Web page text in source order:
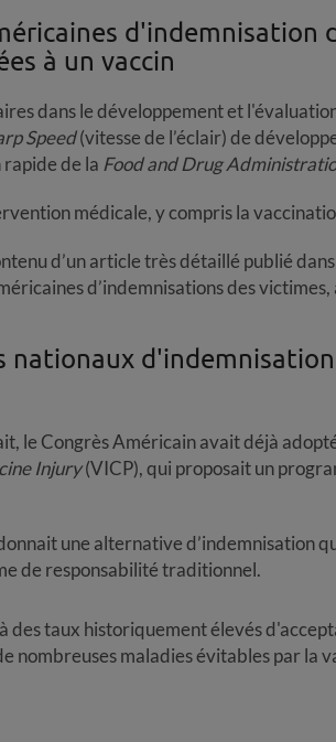
d'indemnisation
à un vaccin
dans le développement et
Speed(vitesse de l’éclair) de
de la Food and Drug
médicale, y compris la
d’un article très détaillé publié
d’indemnisations des
nationaux d'indemnisation
le Congrès Américain avait déjà
Injury(VICP), qui proposait un
une alternative d’indemnisation
de responsabilité traditionnel.
des taux historiquement élevés
nombreuses maladies évitables par la